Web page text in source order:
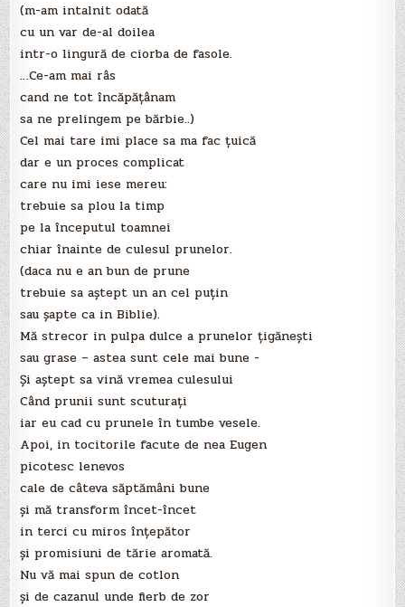
(m-am intalnit odată
cu un var de-al doilea
intr-o lingură de ciorba de fasole.
…Ce-am mai râs
cand ne tot încăpăţânam
sa ne prelingem pe bărbie..)
Cel mai tare imi place sa ma fac ţuică
dar e un proces complicat
care nu imi iese mereu:
trebuie sa plou la timp
pe la începutul toamnei
chiar înainte de culesul prunelor.
(daca nu e an bun de prune
trebuie sa aştept un an cel puţin
sau şapte ca in Biblie).
Mă strecor in pulpa dulce a prunelor ţigăneşti
sau grase – astea sunt cele mai bune -
Şi aştept sa vină vremea culesului
Când prunii sunt scuturaţi
iar eu cad cu prunele în tumbe vesele.
Apoi, in tocitorile facute de nea Eugen
picotesc lenevos
cale de câteva săptămâni bune
şi mă transform încet-încet
in terci cu miros înţepător
şi promisiuni de tărie aromată.
Nu vă mai spun de cotlon
şi de cazanul unde fierb de zor